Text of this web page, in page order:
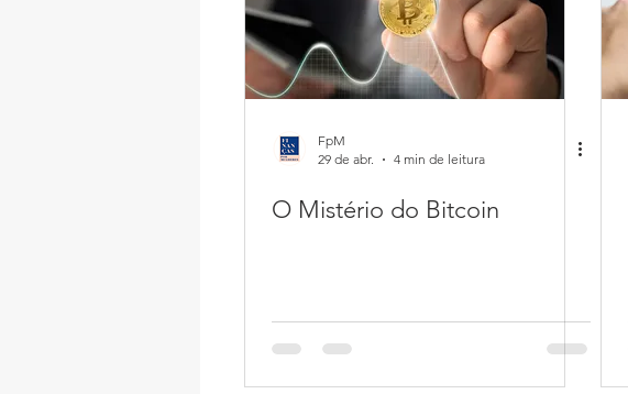
Café e Amigos Top 12
FpM
29 de abr.
4 min de leitura
O Mistério do Bitcoin